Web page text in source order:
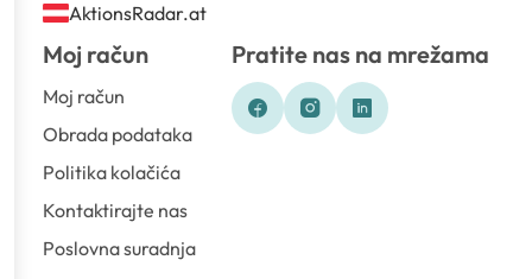
AktionsRadar.at
Moj račun
Moj račun
Obrada podataka
Politika kolačića
Kontaktirajte nas
Poslovna suradnja
Pratite nas na mrežama